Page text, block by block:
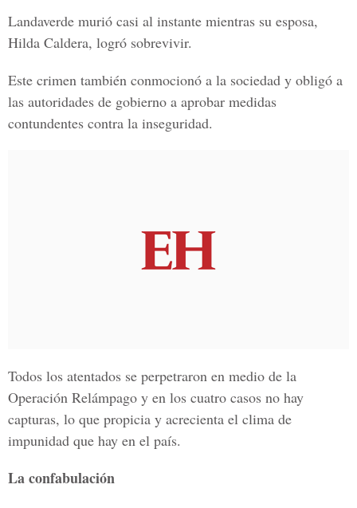
Landaverde murió casi al instante mientras su esposa,
Hilda Caldera, logró sobrevivir.
Este crimen también conmocionó a la sociedad y obligó a
las autoridades de gobierno a aprobar medidas
contundentes contra la inseguridad.
Todos los atentados se perpetraron en medio de la
Operación Relámpago y en los cuatro casos no hay
capturas, lo que propicia y acrecienta el clima de
impunidad que hay en el país.
La confabulación